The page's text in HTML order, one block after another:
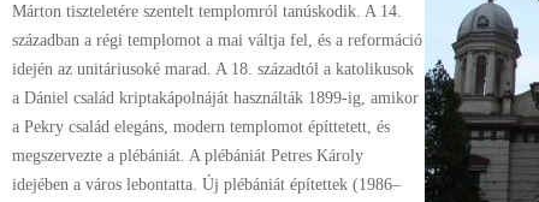
Márton tiszteletére szentelt templomról tanúskodik. A 14.
században a régi templomot a mai váltja fel, és a reformáció
idején az unitáriusoké marad. A 18. századtól a katolikusok
a Dániel család kriptakápolnáját használták 1899-ig, amikor
a Pekry család elegáns, modern templomot építtetett, és
megszervezte a plébániát. A plébániát Petres Károly
idejében a város lebontatta. Új plébániát építettek (1986–